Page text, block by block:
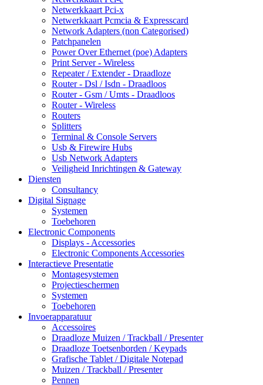
Netwerkkaart Pci-x
Netwerkkaart Pcmcia & Expresscard
Network Adapters (non Categorised)
Patchpanelen
Power Over Ethernet (poe) Adapters
Print Server - Wireless
Repeater / Extender - Draadloze
Router - Dsl / Isdn - Draadloos
Router - Gsm / Umts - Draadloos
Router - Wireless
Routers
Splitters
Terminal & Console Servers
Usb & Firewire Hubs
Usb Network Adapters
Veiligheid Inrichtingen & Gateway
Diensten
Consultancy
Digital Signage
Systemen
Toebehoren
Electronic Components
Displays - Accessories
Electronic Components Accessories
Interactieve Presentatie
Montagesystemen
Projectieschermen
Systemen
Toebehoren
Invoerapparatuur
Accessoires
Draadloze Muizen / Trackball / Presenter
Draadloze Toetsenborden / Keypads
Grafische Tablet / Digitale Notepad
Muizen / Trackball / Presenter
Pennen